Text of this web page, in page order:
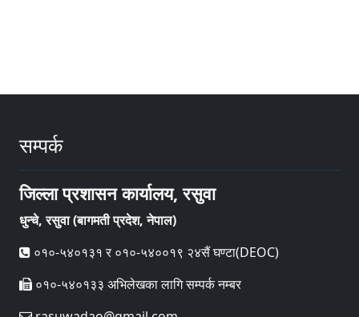
सम्पर्क
जिल्ला प्रशासन कार्यालय, रसुवा
धुन्चे, रसुवा (बागमती प्रदेश, नेपाल)
०१०-५४०१३१ र ०१०-५४००१९ २४सैं घण्टा(DEOC)
०१०-५४०१३३ अभिलेखका लागि सम्पर्क नम्बर